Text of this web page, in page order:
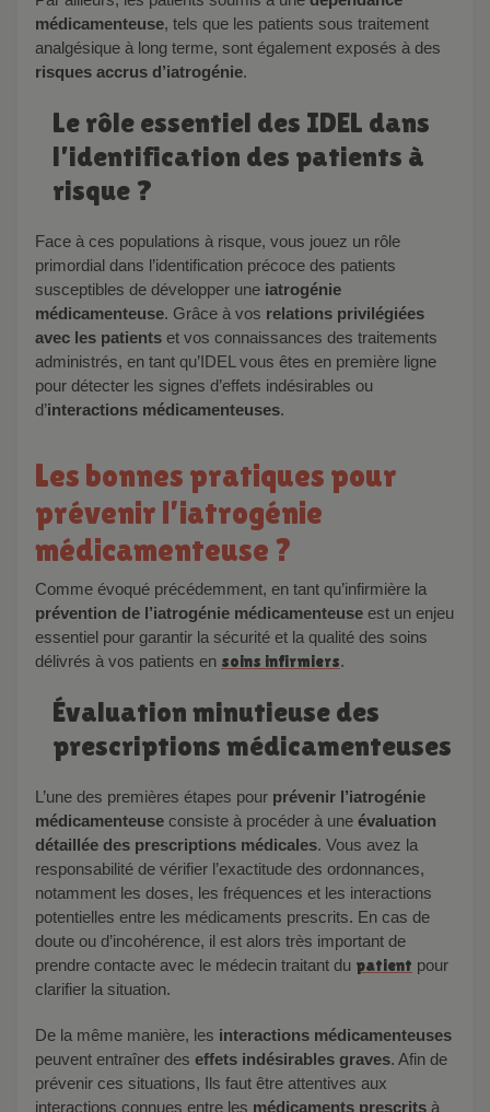
médicamenteuse, tels que les patients sous traitement
analgésique à long terme, sont également exposés à des
risques accrus d’iatrogénie.
Le rôle essentiel des IDEL dans
l’identification des patients à
risque ?
Face à ces populations à risque, vous jouez un rôle
primordial dans l’identification précoce des patients
susceptibles de développer une iatrogénie
médicamenteuse. Grâce à vos relations privilégiées
avec les patients et vos connaissances des traitements
administrés, en tant qu’IDEL vous êtes en première ligne
pour détecter les signes d’effets indésirables ou
d’interactions médicamenteuses.
Les bonnes pratiques pour
prévenir l’iatrogénie
médicamenteuse ?
Comme évoqué précédemment, en tant qu’infirmière la
prévention de l’iatrogénie médicamenteuse est un enjeu
essentiel pour garantir la sécurité et la qualité des soins
délivrés à vos patients en soins infirmiers.
Évaluation minutieuse des
prescriptions médicamenteuses
L’une des premières étapes pour prévenir l’iatrogénie
médicamenteuse consiste à procéder à une évaluation
détaillée des prescriptions médicales. Vous avez la
responsabilité de vérifier l’exactitude des ordonnances,
notamment les doses, les fréquences et les interactions
potentielles entre les médicaments prescrits. En cas de
doute ou d’incohérence, il est alors très important de
prendre contacte avec le médecin traitant du patient pour
clarifier la situation.
De la même manière, les interactions médicamenteuses
peuvent entraîner des effets indésirables graves. Afin de
prévenir ces situations, Ils faut être attentives aux
interactions connues entre les médicaments prescrits à